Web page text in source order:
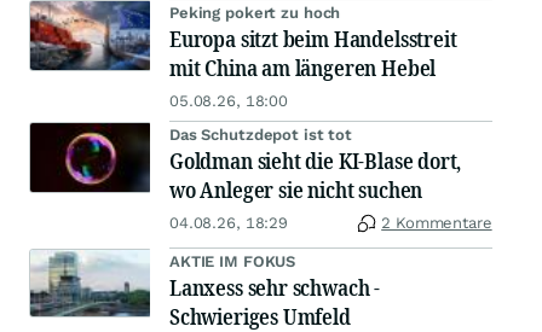
Peking pokert zu hoch
Europa sitzt beim Handelsstreit
mit China am längeren Hebel
05.08.26, 18:00
Das Schutzdepot ist tot
Goldman sieht die KI-Blase dort,
wo Anleger sie nicht suchen
04.08.26, 18:29 2 Kommentare
AKTIE IM FOKUS
Lanxess sehr schwach -
Schwieriges Umfeld